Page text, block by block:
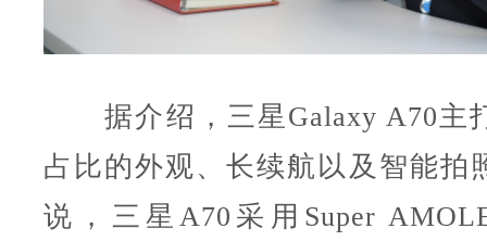
据介绍，三星Galaxy A70主
占比的外观、长续航以及智能拍
说，三星A70采用Super